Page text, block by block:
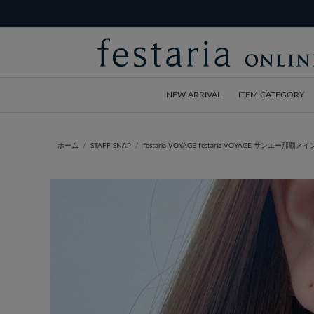
NEW ARRIVAL ITEM CATEGORY
ホーム STAFF SNAP festaria VOYAGE festaria VOYAGE サンエー那覇メ